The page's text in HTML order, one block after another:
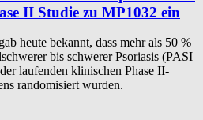
II Studie zu MP1032 ein
heute bekannt, dass mehr als 50 %
bis schwerer Psoriasis (PASI
laufenden klinischen Phase II-
randomisiert wurden.